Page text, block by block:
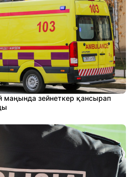
маңында зейнеткер қансырап